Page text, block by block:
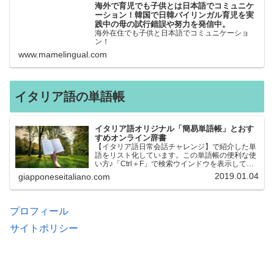
海外で育児でも子供とは日本語でコミュニケ
ーション！韓国で日韓バイリンガル育児を実
践中の母の試行錯誤や努力を発信中。
海外在住でも子供と日本語でコミュニケーショ
ン！
www.mamelingual.com
イタリア語の単語帳
イタリア語オリジナル「簡易単語帳」とおす
すめオンライン辞書
【イタリア語日常会話チャレンジ】で紹介した単
語をリスト化しています。この単語帳の便利な使
い方♪「Ctrl＋F」で検索ウインドウを表示して、
知りたい単語を探すことができます。イタリア語
→日本語、日本語→イタリア語 どちらでも検索
できるので、良…
giapponeseitaliano.com 2019.01.04
プロフィール
サイトポリシー